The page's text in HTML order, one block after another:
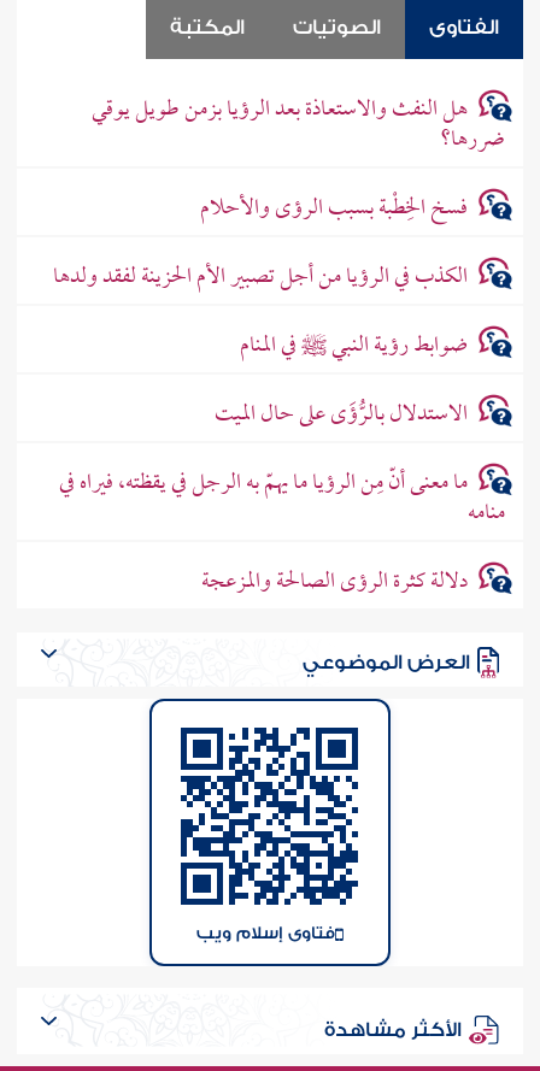
الفتاوى الصوتيات المكتبة
هل النفث والاستعاذة بعد الرؤيا بزمن طويل يوقي
ضررها؟
فسخ الخِطْبة بسبب الرؤى والأحلام
الكذب في الرؤيا من أجل تصبير الأم الحزينة لفقد ولدها
ضوابط رؤية النبي ﷺ في المنام
الاستدلال بالرُّؤَى على حال الميت
ما معنى أنّ مِن الرؤيا ما يهمّ به الرجل في يقظته، فيراه في
منامه
دلالة كثرة الرؤى الصالحة والمزعجة
العرض الموضوعي
فتاوى إسلام ويب
الأكثر مشاهدة